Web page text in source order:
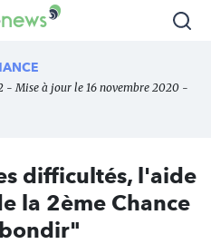
- Mise à jour le 16 novembre 2020 -
difficultés, l'aide
la 2ème Chance